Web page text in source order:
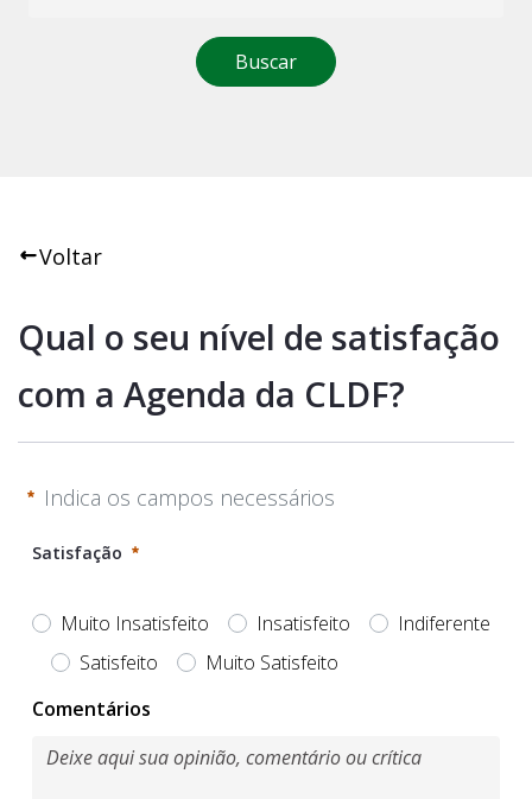
Buscar
Voltar
Qual o seu nível de satisfação
com a Agenda da CLDF?
Indica os campos necessários
Satisfação
Muito Insatisfeito Insatisfeito
Indiferente
Satisfeito
Muito Satisfeito
Obrigatório
Comentários